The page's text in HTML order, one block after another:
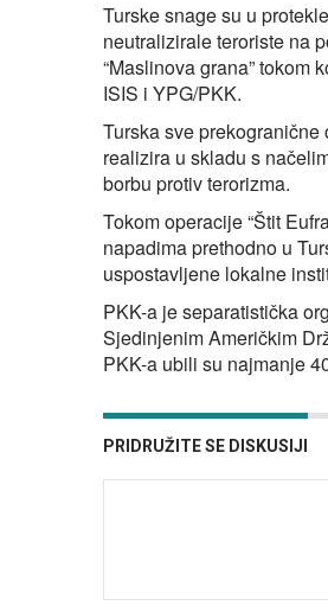
Turske snage su u
neutralizirale teroriste na
“Maslinova grana” tokom
ISIS i YPG/PKK.
Turska sve
realizira u skladu s
borbu protiv terorizma.
Tokom operacije “Štit
napadima prethodno u
uspostavljene lokalne
PKK-a je separatistička
Sjedinjenim Američkim
PKK-a ubili su najmanje
PRIDRUŽITE SE DISKUSIJI